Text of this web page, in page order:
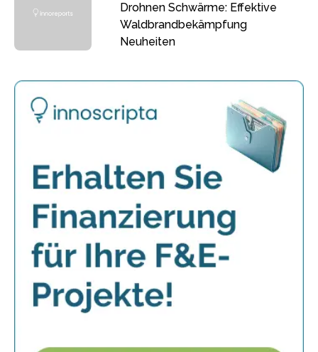
Drohnen Schwärme: Effektive
Waldbrandbekämpfung
Neuheiten